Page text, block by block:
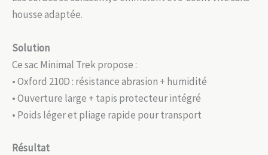
housse adaptée.
Solution
Ce sac Minimal Trek propose :
• Oxford 210D : résistance abrasion + humidité
• Ouverture large + tapis protecteur intégré
• Poids léger et pliage rapide pour transport
Résultat